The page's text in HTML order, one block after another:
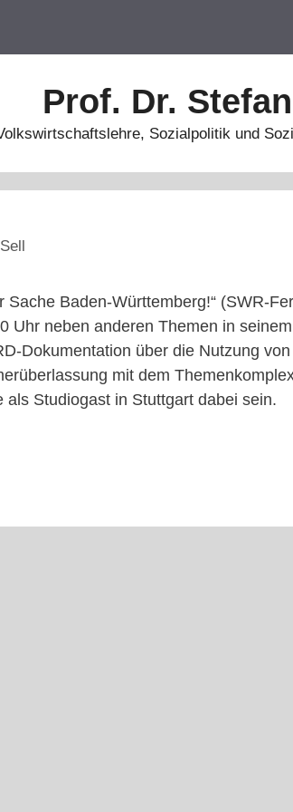
Prof. Dr. Stefan
Sozialpolitik und
Sache Baden-Württemberg!“ (SWR-
Uhr neben anderen Themen in
Dokumentation über die Nutzung
mit dem
als Studiogast in Stuttgart dabei sein.